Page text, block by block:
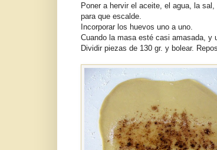
Poner a hervir el aceite, el agua, la
para que escalde.
Incorporar los huevos uno a uno.
Cuando la masa esté casi amasada, y
Dividir piezas de 130 gr. y bolear.